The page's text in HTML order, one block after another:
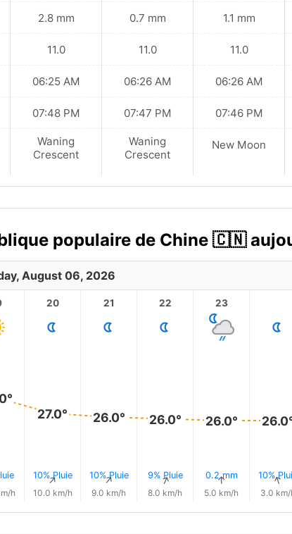
2.8 mm
11.0
06:25 AM
07:48 PM
Waning
Crescent
0.7 mm
11.0
06:26 AM
07:47 PM
Waning
Crescent
1.1 mm
11.0
06:26 AM
07:46 PM
New Moon
populaire de Chine 🇨🇳
August 06, 2026
h
20
27.0°
10% Pluie
↑
10.0 km/h
21
26.0°
10% Pluie
↑
9.0 km/h
22
26.0°
9% Pluie
↑
8.0 km/h
23
26.0°
0.2 mm
↑
5.0 km/h
10%↑
3.0 km/